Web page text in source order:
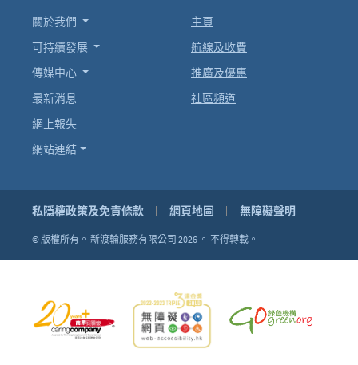
關於我們
可持續發展
傳媒中心
最新消息
網上報失
網站連結
主頁
航線及收費
推廣及優惠
社區頻道
私隱權政策及免責條款 網頁地圖 無障礙聲明
© 版權所有。 新渡輪服務有限公司 2026 。 不得轉載。